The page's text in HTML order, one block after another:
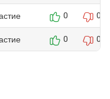
0 0
0 0